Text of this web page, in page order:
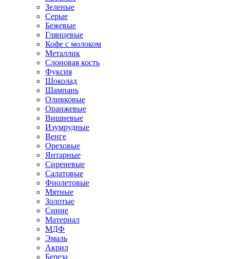
Зеленые
Серые
Бежевые
Глянцевые
Кофе с молоком
Металлик
Слоновая кость
Фуксия
Шоколад
Шампань
Оливковые
Оранжевые
Вишневые
Изумрудные
Венге
Ореховые
Янтарные
Сиреневые
Салатовые
Фиолетовые
Мятные
Золотые
Синие
Материал
МДФ
Эмаль
Акрил
Береза